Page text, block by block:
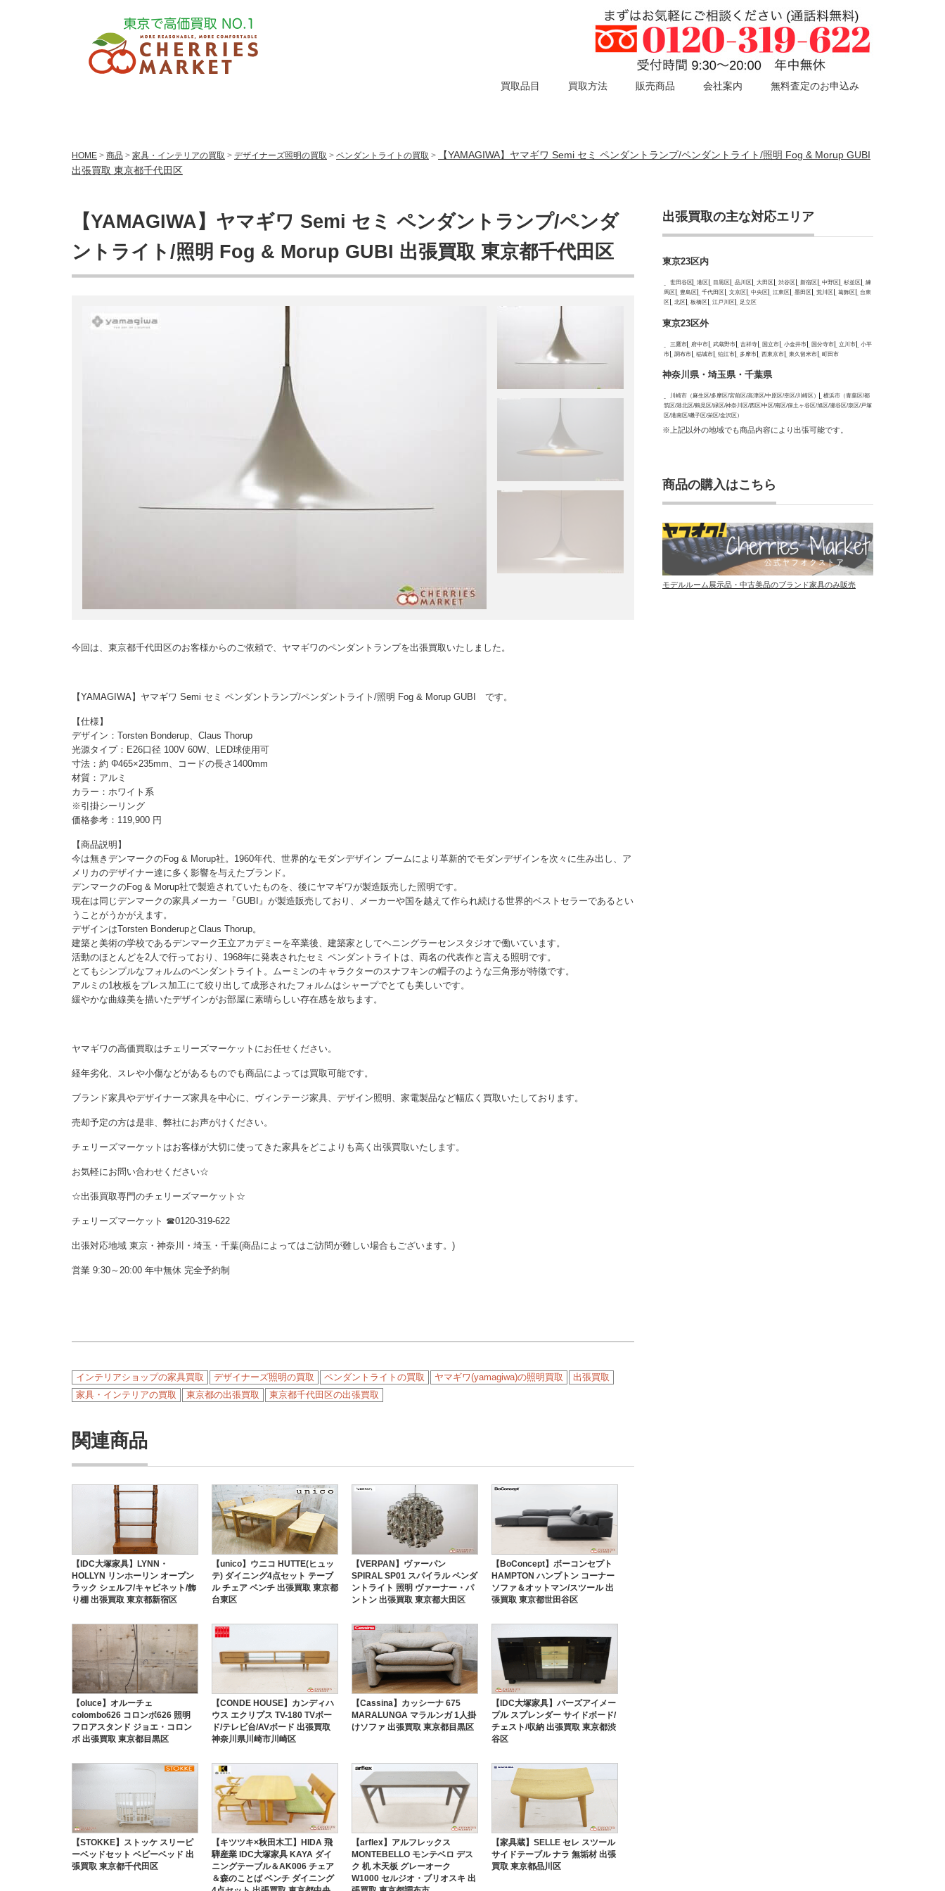
買取品目 買取方法 販売商品 会社案内 無料査定のお申込み
HOME > 商品 > 家具・インテリアの買取 > デザイナーズ照明の買取 > ペンダントライトの買取 >
【YAMAGIWA】ヤマギワ Semi セミ ペンダントランプ/ペンダントライト/照明 Fog & Morup GUBI
出張買取 東京都千代田区
【YAMAGIWA】ヤマギワ Semi セミ ペンダントランプ/ペンダ
ントライト/照明 Fog & Morup GUBI 出張買取 東京都千代田区
今回は、東京都千代田区のお客様からのご依頼で、ヤマギワのペンダントランプを出張買取いたしました。
【YAMAGIWA】ヤマギワ Semi セミ ペンダントランプ/ペンダントライト/照明 Fog & Morup GUBI です。
【仕様】
デザイン：Torsten Bonderup、Claus Thorup
光源タイプ：E26口径 100V 60W、LED球使用可
寸法：約 Φ465×235mm、コードの長さ1400mm
材質：アルミ
カラー：ホワイト系
※引掛シーリング
価格参考：119,900 円
【商品説明】
今は無きデンマークのFog & Morup社。1960年代、世界的なモダンデザイン ブームにより革新的でモダンデザインを次々に生み出し、ア
メリカのデザイナー達に多く影響を与えたブランド。
デンマークのFog & Morup社で製造されていたものを、後にヤマギワが製造販売した照明です。
現在は同じデンマークの家具メーカー『GUBI』が製造販売しており、メーカーや国を越えて作られ続ける世界的ベストセラーであるとい
うことがうかがえます。
デザインはTorsten BonderupとClaus Thorup。
建築と美術の学校であるデンマーク王立アカデミーを卒業後、建築家としてヘニングラーセンスタジオで働いています。
活動のほとんどを2人で行っており、1968年に発表されたセミ ペンダントライトは、両名の代表作と言える照明です。
とてもシンプルなフォルムのペンダントライト。ムーミンのキャラクターのスナフキンの帽子のような三角形が特徴です。
アルミの1枚板をプレス加工にて絞り出して成形されたフォルムはシャープでとても美しいです。
緩やかな曲線美を描いたデザインがお部屋に素晴らしい存在感を放ちます。
ヤマギワの高価買取はチェリーズマーケットにお任せください。
経年劣化、スレや小傷などがあるものでも商品によっては買取可能です。
ブランド家具やデザイナーズ家具を中心に、ヴィンテージ家具、デザイン照明、家電製品など幅広く買取いたしております。
売却予定の方は是非、弊社にお声がけください。
チェリーズマーケットはお客様が大切に使ってきた家具をどこよりも高く出張買取いたします。
お気軽にお問い合わせください☆
☆出張買取専門のチェリーズマーケット☆
チェリーズマーケット ☎︎0120-319-622
出張対応地域 東京・神奈川・埼玉・千葉(商品によってはご訪問が難しい場合もございます。)
営業 9:30～20:00 年中無休 完全予約制
インテリアショップの家具買取 デザイナーズ照明の買取 ペンダントライトの買取 ヤマギワ(yamagiwa)の照明買取
出張買取
家具・インテリアの買取
東京都の出張買取 東京都千代田区の出張買取
関連商品
【IDC大塚家具】LYNN・
HOLLYN リンホーリン オープン
ラック シェルフ/キャビネット/飾
り棚 出張買取 東京都新宿区
【unico】ウニコ HUTTE(ヒュッ
テ) ダイニング4点セット テーブ
ル チェア ベンチ 出張買取 東京都
台東区
【VERPAN】ヴァーパン
SPIRAL SP01 スパイラル ペンダ
ントライト 照明 ヴァーナー・パ
ントン 出張買取 東京都大田区
【BoConcept】ボーコンセプト
HAMPTON ハンプトン コーナー
ソファ＆オットマン/スツール 出
張買取 東京都世田谷区
【oluce】オルーチェ
colombo626 コロンボ626 照明
フロアスタンド ジョエ・コロン
ボ 出張買取 東京都目黒区
【CONDE HOUSE】カンディハ
ウス エクリプス TV-180 TVボー
ド/テレビ台/AVボード 出張買取
神奈川県川崎市川崎区
【Cassina】カッシーナ 675
MARALUNGA マラルンガ 1人掛
けソファ 出張買取 東京都目黒区
【IDC大塚家具】バーズアイメー
プル スプレンダー サイドボード/
チェスト/収納 出張買取 東京都渋
谷区
【STOKKE】ストッケ スリーピ
ーベッドセット ベビーベッド 出
張買取 東京都千代田区
【キツツキ×秋田木工】HIDA 飛
騨産業 IDC大塚家具 KAYA ダイ
ニングテーブル＆AK006 チェア
＆森のことば ベンチ ダイニング
【arflex】アルフレックス
MONTEBELLO モンテベロ デス
ク 机 木天板 グレーオーク
W1000 セルジオ・ブリオスキ 出
【家具蔵】SELLE セレ スツール
サイドテーブル ナラ 無垢材 出張
買取 東京都品川区
出張買取の主な対応エリア
東京23区内
世田谷区 港区 目黒区 品川区 大田区 渋谷区 新宿区 中野区 杉並区
練
馬区
豊島区 千代田区 文京区 中央区 江東区 墨田区 荒川区 葛飾区
台東
区
北区 板橋区 江戸川区 足立区
東京23区外
三鷹市 府中市 武蔵野市 吉祥寺 国立市 小金井市 国分寺市 立川市
小平
市
調布市 稲城市 狛江市 多摩市 西東京市 東久留米市 町田市
神奈川県・埼玉県・千葉県
川崎市（麻生区/多摩区/宮前区/高津区/中原区/幸区/川崎区）
横浜市（青葉区/都
筑区/港北区/鶴見区/緑区/神奈川区/西区/中区/南区/保土ヶ谷区/旭区/瀬谷区/泉区/戸塚
区/港南区/磯子区/栄区/金沢区）
※上記以外の地域でも商品内容により出張可能です。
商品の購入はこちら
モデルルーム展示品・中古美品のブランド家具のみ販売